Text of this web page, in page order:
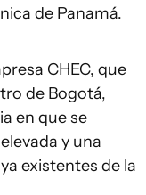
de Panamá.
CHEC, que
de Bogotá,
en que se
y una
existentes de la